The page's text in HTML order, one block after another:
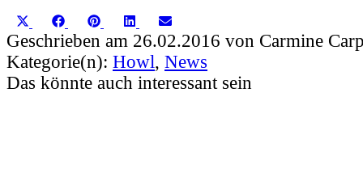
Share
on
(Twitter)
Share
on
FacebookShare
on
Pinterest Share
on
LinkedInShare
on
Geschrieben am 26.02.2016 von Carmine
Kategorie(n): Howl, News
Das könnte auch interessant sein